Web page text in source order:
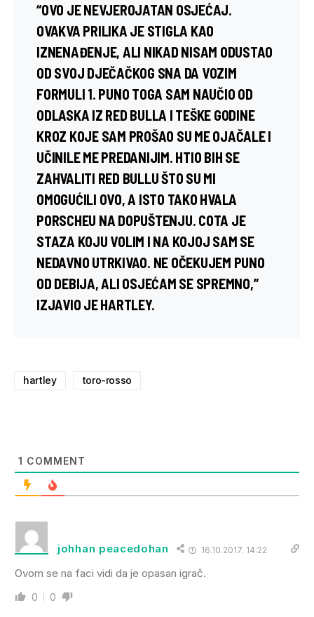
“OVO JE NEVJEROJATAN OSJEĆAJ.
OVAKVA PRILIKA JE STIGLA KAO
IZNENAĐENJE, ALI NIKAD NISAM ODUSTAO
OD SVOJ DJEČAČKOG SNA DA VOZIM
FORMULI 1. PUNO TOGA SAM NAUČIO OD
ODLASKA IZ RED BULLA I TEŠKE GODINE
KROZ KOJE SAM PROŠAO SU ME OJAČALE I
UČINILE ME PREDANIJIM. HTIO BIH SE
ZAHVALITI RED BULLU ŠTO SU MI
OMOGUĆILI OVO, A ISTO TAKO HVALA
PORSCHEU NA DOPUŠTENJU. COTA JE
STAZA KOJU VOLIM I NA KOJOJ SAM SE
NEDAVNO UTRKIVAO. NE OČEKUJEM PUNO
OD DEBIJA, ALI OSJEĆAM SE SPREMNO,”
IZJAVIO JE HARTLEY.
hartley toro-rosso
1 COMMENT
johhan peacedohan 16.10.2017. 14:22
Ovom se na faci vidi da je opasan igrač.
0 0